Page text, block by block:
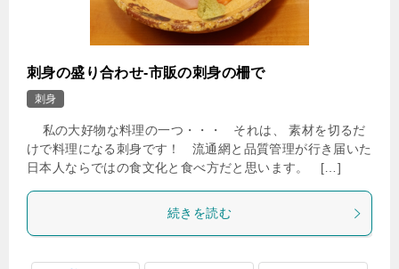
刺身の盛り合わせ-市販の刺身の柵で
刺身
私の大好物な料理の一つ・・・ それは、 素材を切るだ
けで料理になる刺身です！ 流通網と品質管理が行き届いた
日本人ならではの食文化と食べ方だと思います。 […]
続きを読む